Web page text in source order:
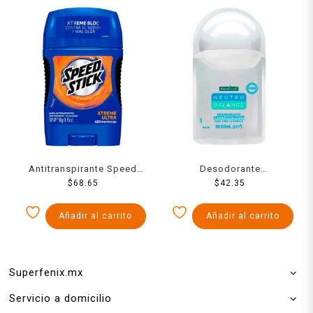
Antitranspirante Speed
Stick xtreme ultra en barra
$68.65
Añadir al carrito
Desodorante
antitranspirante Palmolive
unisex 65 ml
$42.35
Añadir al carrito
Superfenix.mx
Servicio a domicilio